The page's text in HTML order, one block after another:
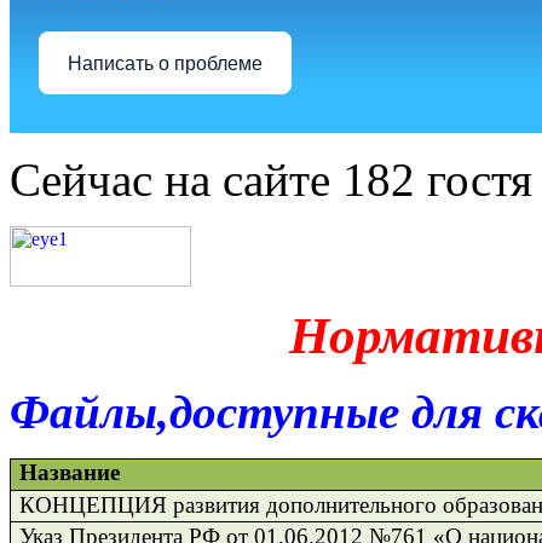
Написать о проблеме
Сейчас на сайте 182
Файлы,доступные для
Название
КОНЦЕПЦИЯ развития дополнительного
Указ Президента РФ от 01.06.2012 №761 «О